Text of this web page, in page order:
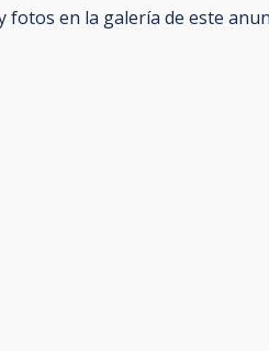
fotos en la galería de este